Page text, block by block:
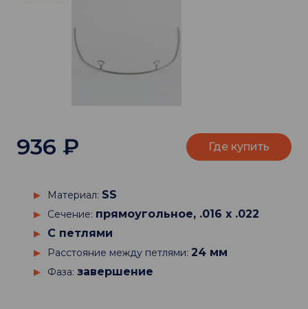
Материал: SS
Сечение: прямоугольное, .016 х .022
С петлями
Расстояние между петлями: 24 мм
Фаза: завершение
936 ₽ Где купить